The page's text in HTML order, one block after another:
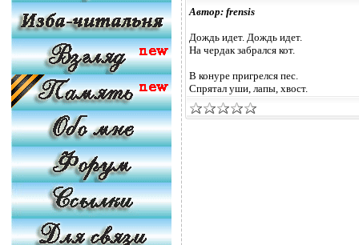
Автор: frensis
Дождь идет. Дождь идет.
На чердак забрался кот.
В конуре пригрелся пес.
Спрятал уши, лапы, хвост.